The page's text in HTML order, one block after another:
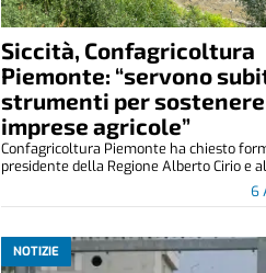
Siccità, Confagricoltura
Piemonte: “servono
strumenti per
imprese agricole”
6
Confagricoltura Piemonte ha chiesto
presidente della Regione Alberto Cirio e
NOTIZIE